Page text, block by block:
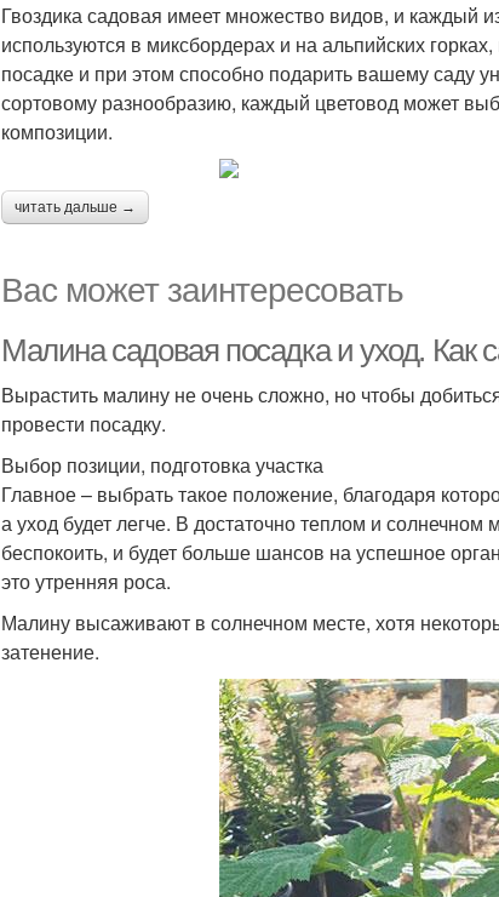
Гвоздика садовая имеет множество видов, и каждый
используются в миксбордерах и на альпийских
посадке и при этом способно подарить вашему саду
сортовому разнообразию, каждый цветовод может
композиции.
читать дальше →
Вас может заинтересовать
Малина садовая посадка и уход. Как
Вырастить малину не очень сложно, но чтобы
провести посадку.
Выбор позиции, подготовка участка
Главное – выбрать такое положение, благодаря
а уход будет легче. В достаточно теплом и
беспокоить, и будет больше шансов на успешное
это утренняя роса.
Малину высаживают в солнечном месте, хотя
затенение.